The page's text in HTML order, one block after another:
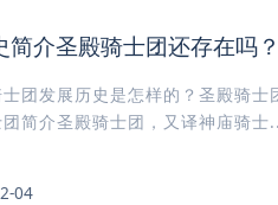
介圣殿骑士团还存在吗？
团发展历史是怎样的？圣殿骑士
简介圣殿骑士团，又译神庙骑士
04